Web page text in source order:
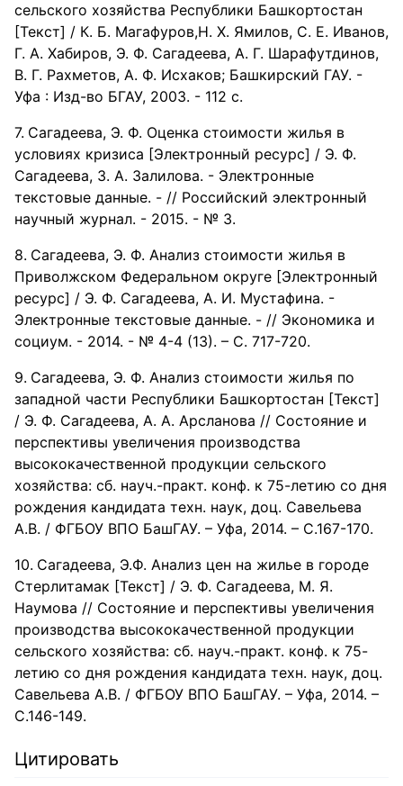
сельского хозяйства Республики Башкортостан
[Текст] / К. Б. Магафуров,Н. Х. Ямилов, С. Е. Иванов,
Г. А. Хабиров, Э. Ф. Сагадеева, А. Г. Шарафутдинов,
В. Г. Рахметов, А. Ф. Исхаков; Башкирский ГАУ. -
Уфа : Изд-во БГАУ, 2003. - 112 с.
Сагадеева, Э. Ф. Оценка стоимости жилья в
условиях кризиса [Электронный ресурс] / Э. Ф.
Сагадеева, З. А. Залилова. - Электронные
текстовые данные. - // Российский электронный
научный журнал. - 2015. - № 3.
Сагадеева, Э. Ф. Анализ стоимости жилья в
Приволжском Федеральном округе [Электронный
ресурс] / Э. Ф. Сагадеева, А. И. Мустафина. -
Электронные текстовые данные. - // Экономика и
социум. - 2014. - № 4-4 (13). – С. 717-720.
Сагадеева, Э. Ф. Анализ стоимости жилья по
западной части Республики Башкортостан [Текст]
/ Э. Ф. Сагадеева, А. А. Арсланова // Состояние и
перспективы увеличения производства
высококачественной продукции сельского
хозяйства: сб. науч.-практ. конф. к 75-летию со дня
рождения кандидата техн. наук, доц. Савельева
А.В. / ФГБОУ ВПО БашГАУ. – Уфа, 2014. – С.167-170.
Сагадеева, Э.Ф. Анализ цен на жилье в городе
Стерлитамак [Текст] / Э. Ф. Сагадеева, М. Я.
Наумова // Состояние и перспективы увеличения
производства высококачественной продукции
сельского хозяйства: сб. науч.-практ. конф. к 75-
летию со дня рождения кандидата техн. наук, доц.
Савельева А.В. / ФГБОУ ВПО БашГАУ. – Уфа, 2014. –
С.146-149.
Цитировать